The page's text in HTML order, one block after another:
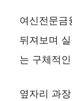
여신전문금
뒤져보며
는 구체적
옆자리 과